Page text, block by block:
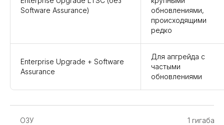
Software Assurance)
обновлениями,
происходящими
редко
Enterprise Upgrade + Software
Assurance
Для апгрейда с
частыми
обновлениями
ОЗУ
1